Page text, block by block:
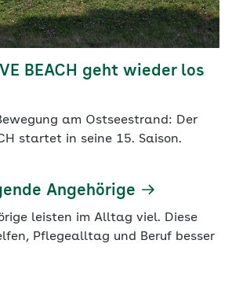
BEACH geht wieder los
am Ostseestrand: Der
startet in seine 15. Saison.
Angehörige
leisten im Alltag viel. Diese
Pflegealltag und Beruf besser